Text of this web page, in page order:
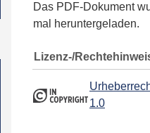
Das PDF-Dokument
mal heruntergeladen.
Lizenz-/
1.0